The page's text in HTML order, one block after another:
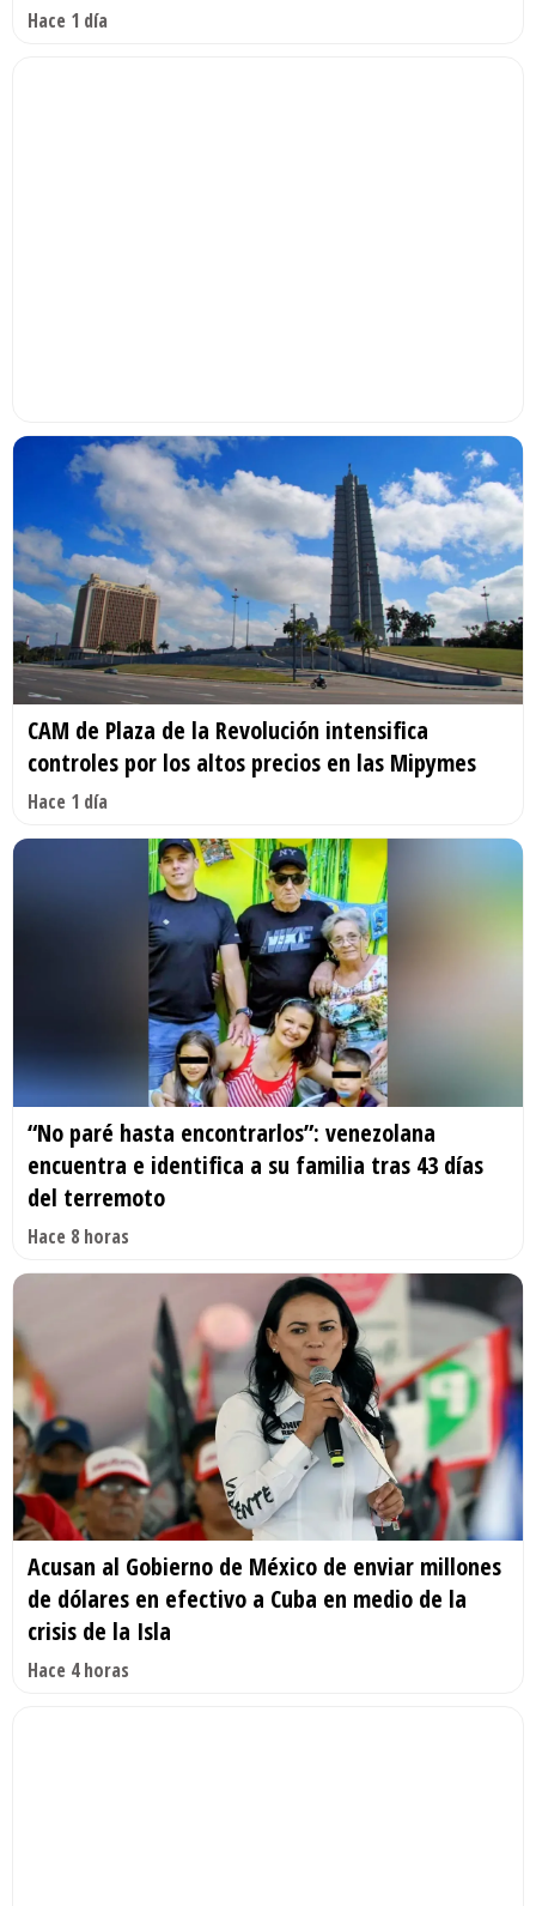
Hace 1 día
CAM de Plaza de la Revolución intensifica
controles por los altos precios en las Mipymes
Hace 1 día
“No paré hasta encontrarlos”: venezolana
encuentra e identifica a su familia tras 43 días
del terremoto
Hace 8 horas
Acusan al Gobierno de México de enviar millones
de dólares en efectivo a Cuba en medio de la
crisis de la Isla
Hace 4 horas